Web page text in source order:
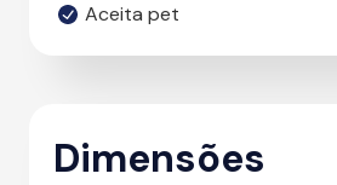
Aceita pet
Dimensões